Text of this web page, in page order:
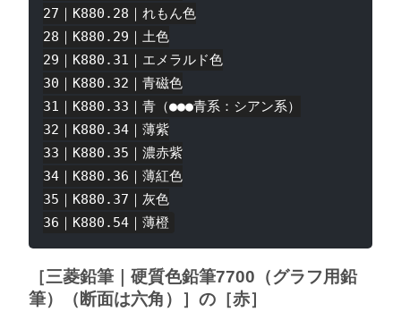
27｜K880.28｜れもん色
28｜K880.29｜土色
29｜K880.31｜エメラルド色
30｜K880.32｜青磁色
31｜K880.33｜青（●●●青系：シアン系）
32｜K880.34｜薄紫
33｜K880.35｜濃赤紫
34｜K880.36｜薄紅色
35｜K880.37｜灰色
［三菱鉛筆｜硬質色鉛筆7700（グラフ用鉛
筆）（断面は六角）］の［赤］